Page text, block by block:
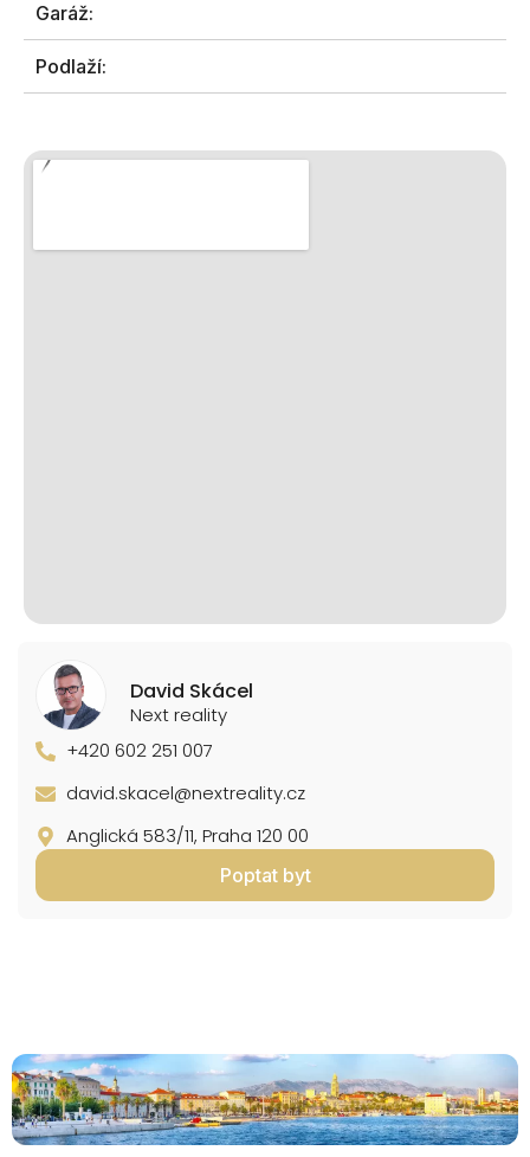
Garáž:
Podlaží:
David Skácel
Next reality
+420 602 251 007
david.skacel@nextreality.cz
Anglická 583/11, Praha 120 00
Poptat byt